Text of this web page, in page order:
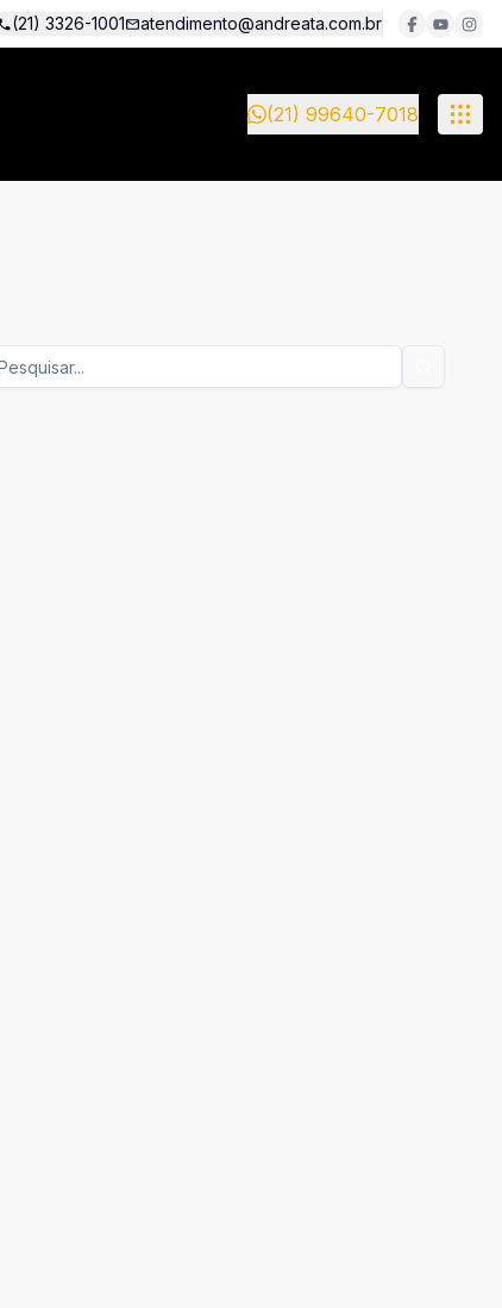
(21) 3326-1001 atendimento@andreata.com.br
(21) 99640-7018